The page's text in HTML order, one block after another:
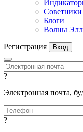
Советники
Блоги
Волны
Регистрация Вход
?
Электронная почта,
?